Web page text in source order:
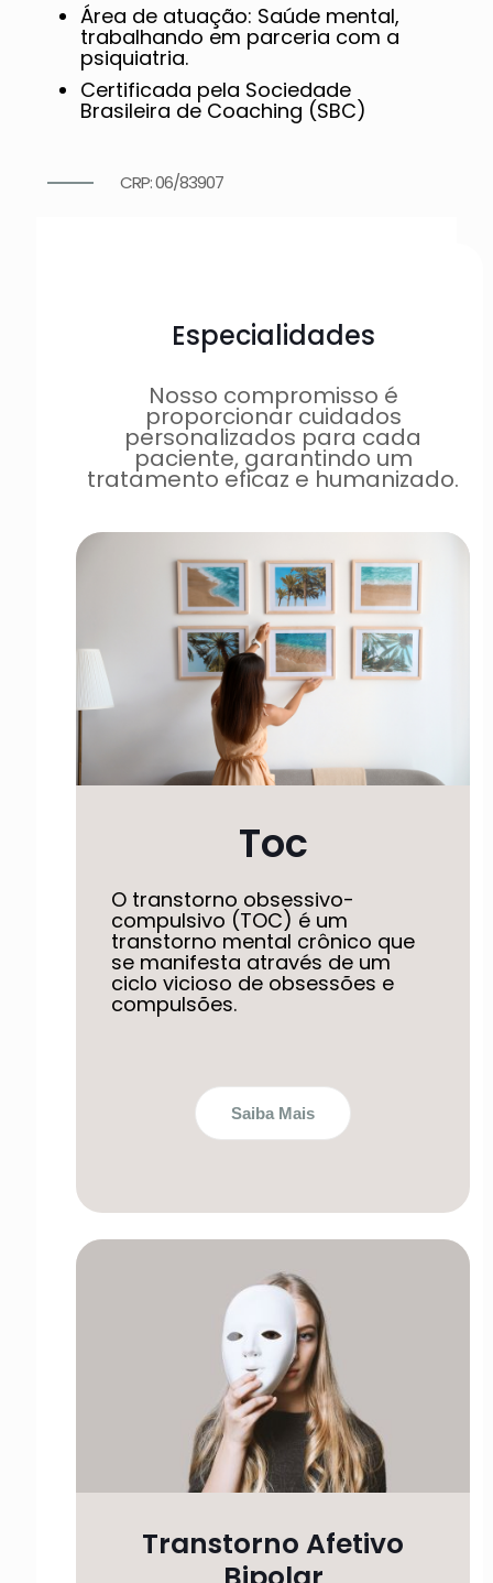
Área de atuação: Saúde mental,
trabalhando em parceria com a
psiquiatria.
Certificada pela Sociedade
Brasileira de Coaching (SBC)
CRP: 06/83907
Especialidades
Nosso compromisso é
proporcionar cuidados
personalizados para cada
paciente, garantindo um
tratamento eficaz e humanizado.
Toc
O transtorno obsessivo-
compulsivo (TOC) é um
transtorno mental crônico que
se manifesta através de um
ciclo vicioso de obsessões e
compulsões.
Saiba Mais
Transtorno Afetivo